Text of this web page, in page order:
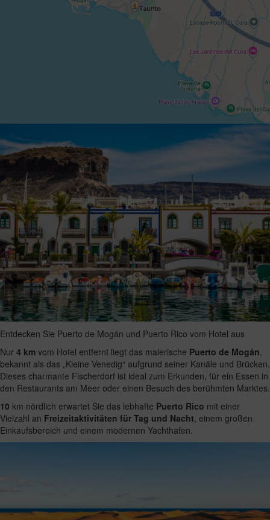
Entdecken Sie Puerto de Mogán und Puerto Rico vom Hotel aus
Nur 4 km vom Hotel entfernt liegt das malerische Puerto de Mogán,
bekannt als das „Kleine Venedig“ aufgrund seiner Kanäle und Brücken.
Dieses charmante Fischerdorf ist ideal zum Erkunden, für ein Essen in
den Restaurants am Meer oder einen Besuch des berühmten Marktes.
10 km nördlich erwartet Sie das lebhafte Puerto Rico mit einer
Vielzahl an Freizeitaktivitäten für Tag und Nacht, einem großen
Einkaufsbereich und einem modernen Yachthafen.